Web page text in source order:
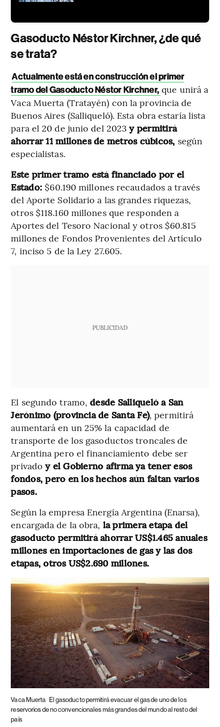
Gasoducto Néstor Kirchner, ¿de qué
se trata?
Actualmente está en construcción el primer
tramo del Gasoducto Néstor Kirchner, que unirá a
Vaca Muerta (Tratayén) con la provincia de
Buenos Aires (Salliqueló). Esta obra estaría lista
para el 20 de junio del 2023 y permitirá
ahorrar 11 millones de metros cúbicos, según
especialistas.
Este primer tramo está financiado por el
Estado: $60.190 millones recaudados a través
del Aporte Solidario a las grandes riquezas,
otros $118.160 millones que responden a
Aportes del Tesoro Nacional y otros $60.815
millones de Fondos Provenientes del Artículo
7, inciso 5 de la Ley 27.605.
PUBLICIDAD
El segundo tramo,desde Salliqueló a San
Jerónimo (provincia de Santa Fe), permitirá
aumentará en un 25% la capacidad de
transporte de los gasoductos troncales de
Argentina pero el financiamiento debe ser
privadoy el Gobierno afirma ya tener esos
fondos, pero en los hechos aún faltan varios
pasos.
Según la empresa Energía Argentina (Enarsa),
encargada de la obra, la primera etapa del
gasoducto permitirá ahorrar US$1.465 anuales
millones en importaciones de gas y las dos
etapas, otros US$2.690 millones.
Vaca Muerta
El gasoducto permitirá evacuar el gas de uno de los
reservorios de no convencionales más grandes del mundo al resto del
país